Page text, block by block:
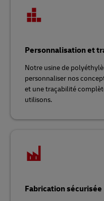
Personnalisation et
Notre usine de
personnaliser nos
et une traçabilité
utilisons.
Fabrication sécurisée